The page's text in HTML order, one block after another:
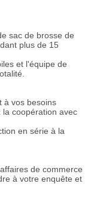
sac de brosse de
plus de 15
et l'équipe de
à vos besoins
coopération avec
en série à la
de commerce
à votre enquête et